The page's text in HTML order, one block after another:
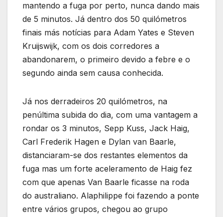
mantendo a fuga por perto, nunca dando mais
de 5 minutos. Já dentro dos 50 quilómetros
finais más notícias para Adam Yates e Steven
Kruijswijk, com os dois corredores a
abandonarem, o primeiro devido a febre e o
segundo ainda sem causa conhecida.
Já nos derradeiros 20 quilómetros, na
penúltima subida do dia, com uma vantagem a
rondar os 3 minutos, Sepp Kuss, Jack Haig,
Carl Frederik Hagen e Dylan van Baarle,
distanciaram-se dos restantes elementos da
fuga mas um forte aceleramento de Haig fez
com que apenas Van Baarle ficasse na roda
do australiano. Alaphilippe foi fazendo a ponte
entre vários grupos, chegou ao grupo